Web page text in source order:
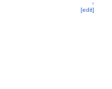
↑
[edit]